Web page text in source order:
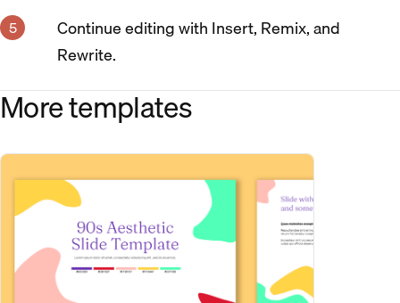
Continue editing with Insert, Remix, and
Rewrite.
More templates